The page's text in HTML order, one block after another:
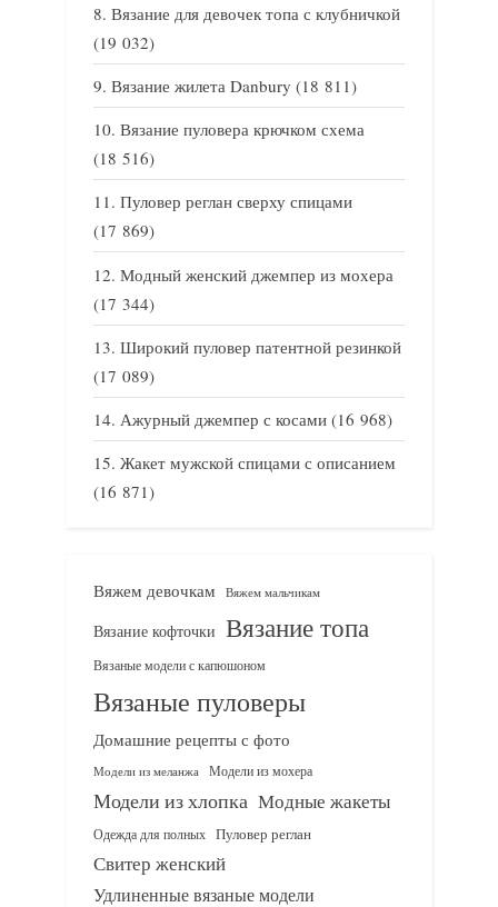
Вязание для девочек топа с клубничкой
(19 032)
Вязание жилета Danbury (18 811)
Вязание пуловера крючком схема
(18 516)
Пуловер реглан сверху спицами
(17 869)
Модный женский джемпер из мохера
(17 344)
Широкий пуловер патентной резинкой
(17 089)
Ажурный джемпер с косами (16 968)
Жакет мужской спицами с описанием
(16 871)
Вяжем девочкам Вяжем мальчикам
Вязание кофточки Вязание топа
Вязаные модели с капюшоном
Вязаные пуловеры
Домашние рецепты с фото
Модели из меланжа Модели из мохера
Модели из хлопка Модные жакеты
Одежда для полных Пуловер реглан
Свитер женский
Удлиненные вязаные модели